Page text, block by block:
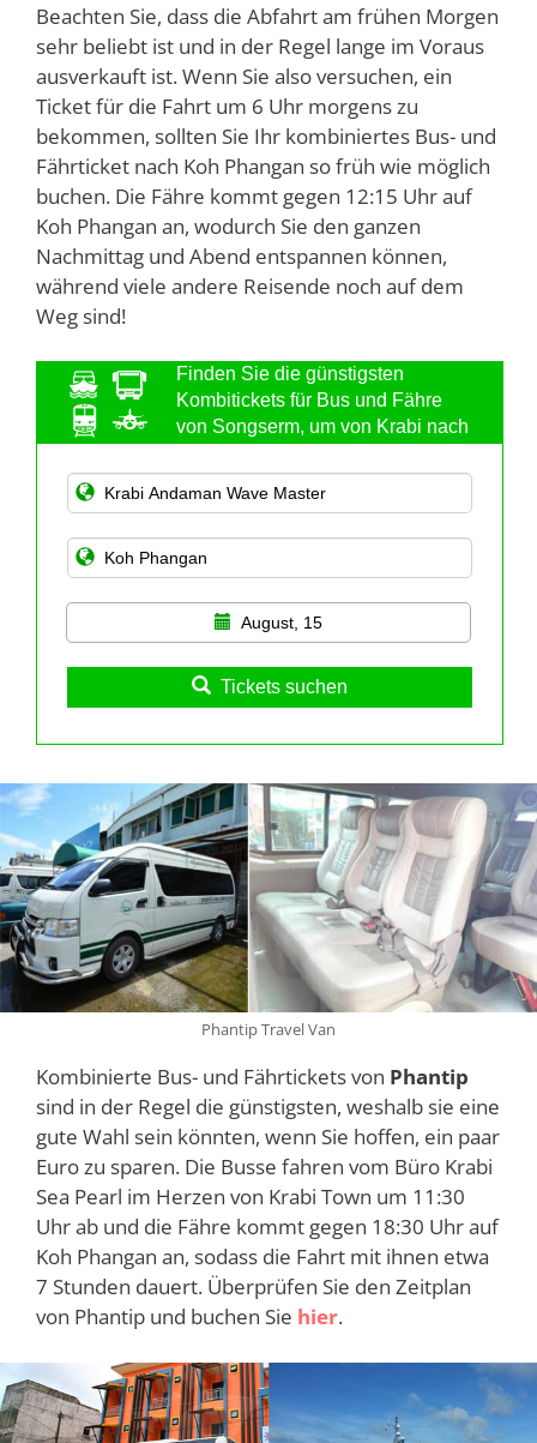
Beachten Sie, dass die Abfahrt am frühen Morgen
sehr beliebt ist und in der Regel lange im Voraus
ausverkauft ist. Wenn Sie also versuchen, ein
Ticket für die Fahrt um 6 Uhr morgens zu
bekommen, sollten Sie Ihr kombiniertes Bus- und
Fährticket nach Koh Phangan so früh wie möglich
buchen. Die Fähre kommt gegen 12:15 Uhr auf
Koh Phangan an, wodurch Sie den ganzen
Nachmittag und Abend entspannen können,
während viele andere Reisende noch auf dem
Weg sind!
Finden Sie die günstigsten
Kombitickets für Bus und Fähre
von Songserm, um von Krabi nach
August, 15
Tickets suchen
Phantip Travel Van
Kombinierte Bus- und Fährtickets von Phantip
sind in der Regel die günstigsten, weshalb sie eine
gute Wahl sein könnten, wenn Sie hoffen, ein paar
Euro zu sparen. Die Busse fahren vom Büro Krabi
Sea Pearl im Herzen von Krabi Town um 11:30
Uhr ab und die Fähre kommt gegen 18:30 Uhr auf
Koh Phangan an, sodass die Fahrt mit ihnen etwa
7 Stunden dauert. Überprüfen Sie den Zeitplan
von Phantip und buchen Sie hier.